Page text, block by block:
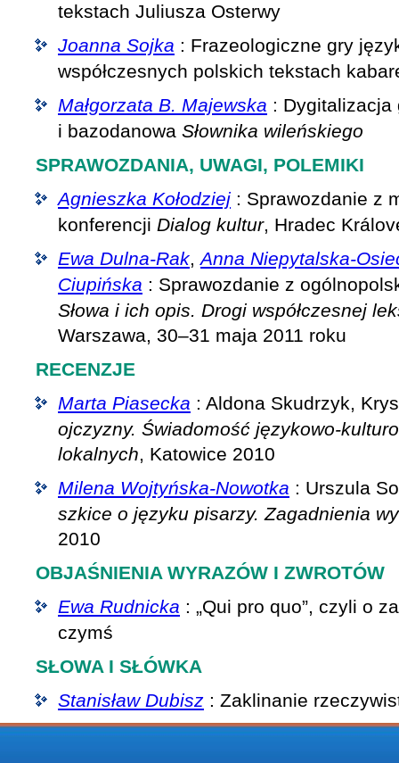
tekstach Juliusza Osterwy
Joanna Sojka : Frazeologiczne gry
współczesnych polskich tekstach
Małgorzata B. Majewska : Dygitalizacja
i bazodanowa Słownika wileńskiego
SPRAWOZDANIA, UWAGI, POLEMIKI
Agnieszka Kołodziej : Sprawozdanie z
konferencji Dialog kultur, Hradec
Ewa Dulna-Rak,Anna Niepytalska-
Ciupińska : Sprawozdanie z
Słowa i ich opis. Drogi współczesnej
Warszawa, 30–31 maja 2011 roku
RECENZJE
Marta Piasecka : Aldona Skudrzyk,
ojczyzny. Świadomość językowo-
lokalnych, Katowice 2010
Milena Wojtyńska-Nowotka : Urszula
szkice o języku pisarzy. Zagadnienia
2010
OBJAŚNIENIA WYRAZÓW I ZWROTÓW
Ewa Rudnicka : „Qui pro quo”, czyli o
czymś
SŁOWA I SŁÓWKA
Stanisław Dubisz : Zaklinanie